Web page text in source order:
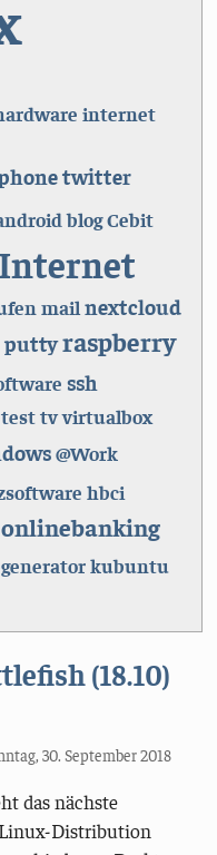
internet
twitter
blogCebit
Internet
mail nextcloud
puttyraspberry
ssh
testtvvirtualbox
@Work
hbci
onlinebanking
kubuntu
(18.10)
30. September 2018
das nächste
Distribution